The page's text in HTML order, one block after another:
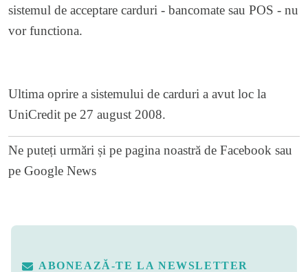
sistemul de acceptare carduri - bancomate sau POS - nu
vor functiona.
Ultima oprire a sistemului de carduri a avut loc la
UniCredit pe 27 august 2008.
Ne puteți urmări și pe pagina noastră de Facebook sau
pe Google News
ABONEAZĂ-TE LA NEWSLETTER